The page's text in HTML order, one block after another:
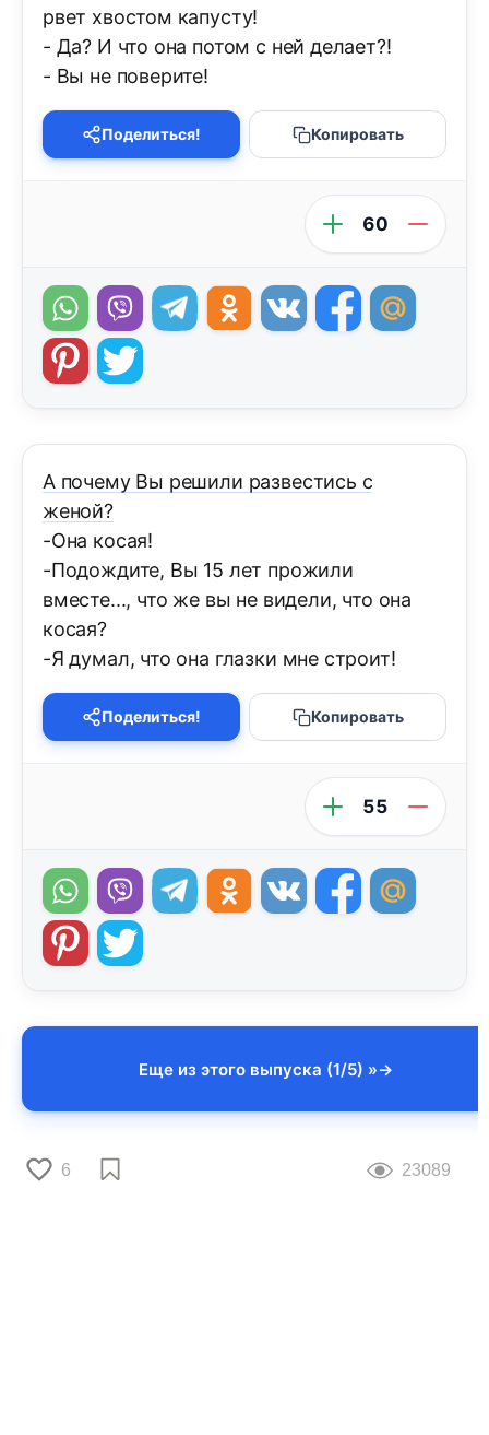
рвет хвостом капусту!
- Да? И что она потом с ней делает?!
- Вы не поверите!
Поделиться! Копировать
60
А почему Вы решили развестись с
женой?
-Она косая!
-Подождите, Вы 15 лет прожили
вместе..., что же вы не видели, что она
косая?
-Я думал, что она глазки мне строит!
Поделиться! Копировать
55
Еще из этого выпуска (1/5) »
6 23089